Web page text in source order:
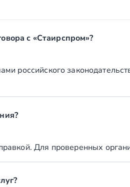
с «Стаирспром»?
российского
Для проверенных